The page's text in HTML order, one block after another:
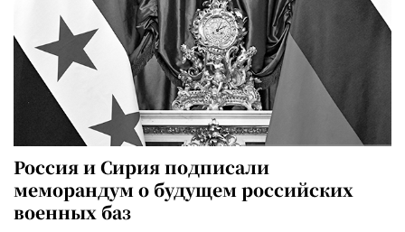
Россия и Сирия подписали
меморандум о будущем российских
военных баз